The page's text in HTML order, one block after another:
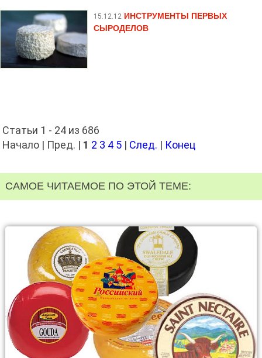
15.12.12 ИНСТРУМЕНТЫ ПЕРВЫХ
СЫРОДЕЛОВ
Статьи 1 - 24 из 686
Начало | Пред. | 1 2 3 4 5| След. | Конец
САМОЕ ЧИТАЕМОЕ ПО ЭТОЙ ТЕМЕ: